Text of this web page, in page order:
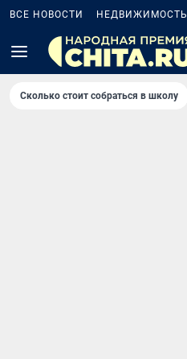
ВСЕ НОВОСТИ НЕДВИЖИМОСТЬ
Сколько стоит собраться в школу